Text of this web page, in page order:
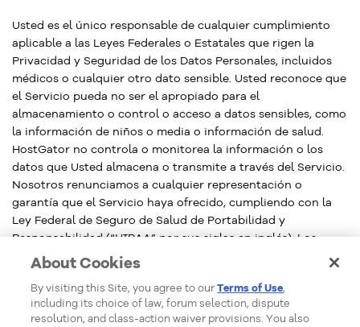
Usted es el único responsable de cualquier cumplimiento
aplicable a las Leyes Federales o Estatales que rigen la
Privacidad y Seguridad de los Datos Personales, incluidos
médicos o cualquier otro dato sensible. Usted reconoce que
el Servicio pueda no ser el apropiado para el
almacenamiento o control o acceso a datos sensibles, como
la información de niños o media o información de salud.
HostGator no controla o monitorea la información o los
datos que Usted almacena o transmite a través del Servicio.
Nosotros renunciamos a cualquier representación o
garantía que el Servicio haya ofrecido, cumpliendo con la
Ley Federal de Seguro de Salud de Portabilidad y
Responsabilidad (“HIPAA” por sus siglas en inglés). Los
clientes que requieren el almacenamiento seguro de
“información de salud protegida” tal como se define bajo
HIPPA tienen expresamente prohibido el uso del Servicio
para tal efecto. Almacenar y permitir el acceso a
About Cookies
By visiting this Site, you agree to ourTerms of Use,
including its choice of law, forum selection, dispute
resolution, and class-action waiver provisions. You also